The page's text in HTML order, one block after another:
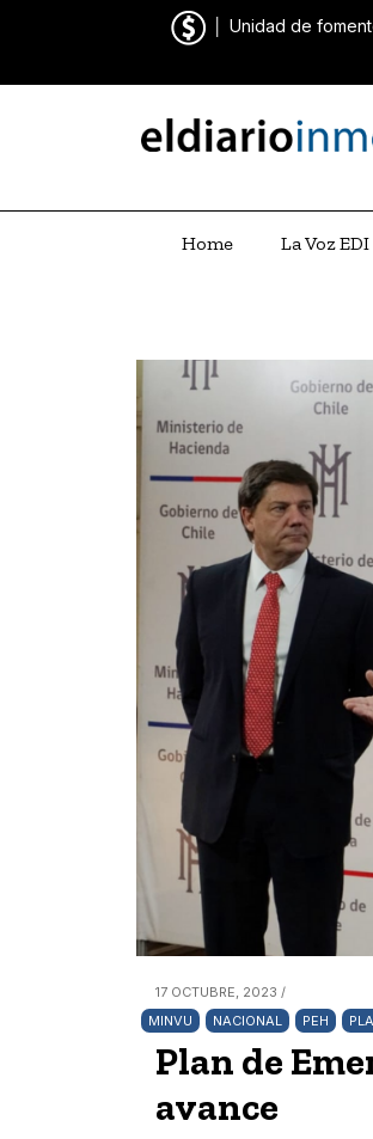
Unidad de
Home La Voz EDI
17 OCTUBRE, 2023 /
MINVU
NACIONAL PEH
Plan de
avance